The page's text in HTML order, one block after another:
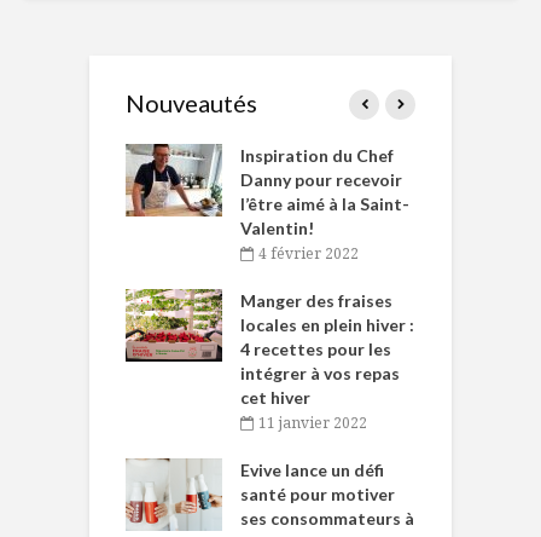
Nouveautés
Inspiration du Chef
Danny pour recevoir
l’être aimé à la Saint-
Valentin!
4 février 2022
Manger des fraises
locales en plein hiver :
4 recettes pour les
intégrer à vos repas
cet hiver
11 janvier 2022
Evive lance un défi
santé pour motiver
ses consommateurs à